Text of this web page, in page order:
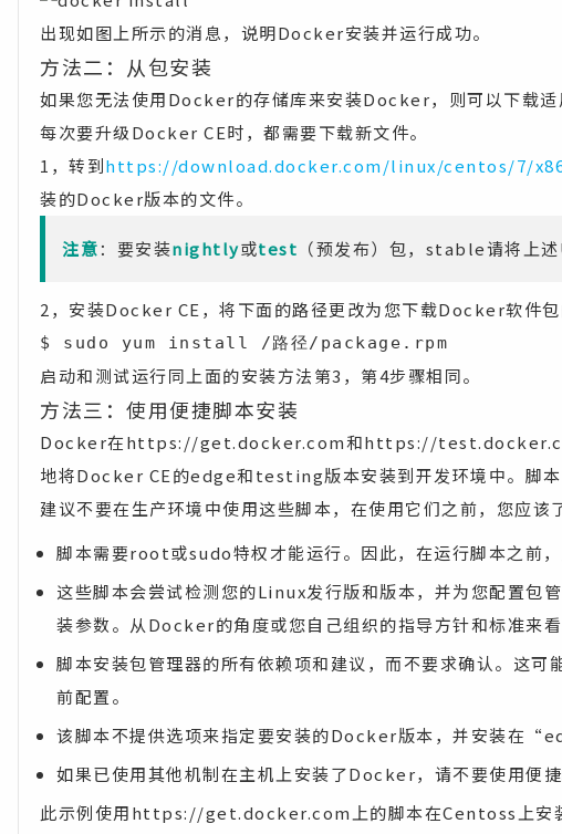
出现如图上所示的消息，说明Docker安装并运行成功。
方法二：从包安装
如果您无法使用Docker的存储库来安装Docker，则可以下载适
每次要升级Docker CE时，都需要下载新文件。
1，转到https://download.docker.com/linux/centos/7/
装的Docker版本的文件。
注意：要安装nightly或test （预发布）包，stable请将上
2，安装Docker CE，将下面的路径更改为您下载Docker软件包
$ sudo yum install /路径/package.rpm
启动和测试运行同上面的安装方法第3，第4步骤相同。
方法三：使用便捷脚本安装
Docker在https://get.docker.com和https://
地将Docker CE的edge和testing版本安装到开发环境中。脚本
建议不要在生产环境中使用这些脚本，在使用它们之前，您应该
脚本需要root或sudo特权才能运行。因此，在运行脚本之前，
这些脚本会尝试检测您的Linux发行版和版本，并为您配置包
装参数。从Docker的角度或您自己组织的指导方针和标准来看
脚本安装包管理器的所有依赖项和建议，而不要求确认。这可
前配置。
该脚本不提供选项来指定要安装的Docker版本，并安装在
如果已使用其他机制在主机上安装了Docker，请不要使用便捷
此示例使用https://get.docker.com上的脚本在Centoss上安